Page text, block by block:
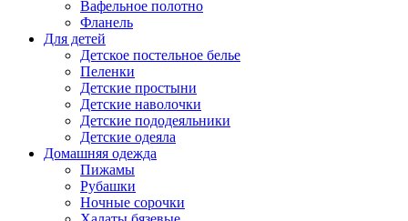
Вафельное полотно
Фланель
Для детей
Детское постельное белье
Пеленки
Детские простыни
Детские наволочки
Детские пододеяльники
Детские одеяла
Домашняя одежда
Пижамы
Рубашки
Ночные сорочки